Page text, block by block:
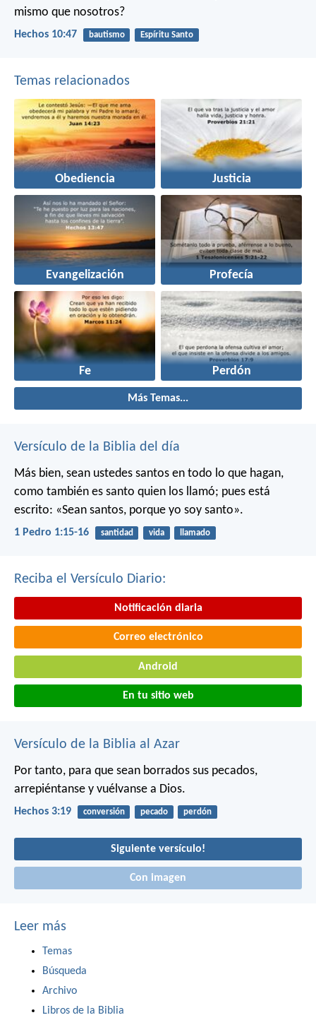
mismo que nosotros?
Hechos 10:47 bautismo Espíritu Santo
Temas relacionados
Obediencia Justicia
Evangelización Profecía
Fe Perdón
Más Temas...
Versículo de la Biblia del día
Más bien, sean ustedes santos en todo lo que hagan,
como también es santo quien los llamó; pues está
escrito: «Sean santos, porque yo soy santo».
1 Pedro 1:15-16 santidad vida llamado
Reciba el Versículo Diario:
Notificación diaria
Correo electrónico
Android
En tu sitio web
Versículo de la Biblia al Azar
Por tanto, para que sean borrados sus pecados,
arrepiéntanse y vuélvanse a Dios.
Hechos 3:19 conversión pecado perdón
Siguiente versículo!
Con imagen
Leer más
Temas
Búsqueda
Archivo
Libros de la Biblia